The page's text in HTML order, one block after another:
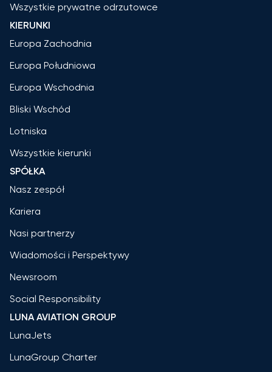
Wszystkie prywatne odrzutowce
KIERUNKI
Europa Zachodnia
Europa Południowa
Europa Wschodnia
Bliski Wschód
Lotniska
Wszystkie kierunki
SPÓŁKA
Nasz zespół
Kariera
Nasi partnerzy
Wiadomości i Perspektywy
Newsroom
Social Responsibility
LUNA AVIATION GROUP
LunaJets
LunaGroup Charter